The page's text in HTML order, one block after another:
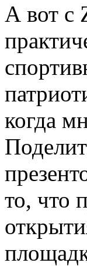
А вот с
когда
то, что